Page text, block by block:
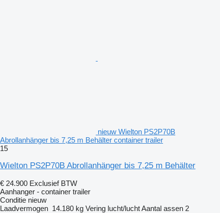
nieuw Wielton PS2P70B
Abrollanhänger bis 7,25 m Behälter container trailer
15
Wielton PS2P70B Abrollanhänger bis 7,25 m Behälter
€ 24.900 Exclusief BTW
Aanhanger - container trailer
Conditie nieuw
Laadvermogen 14.180 kg Vering lucht/luchtAantal assen 2